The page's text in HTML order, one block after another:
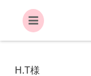
H.T様